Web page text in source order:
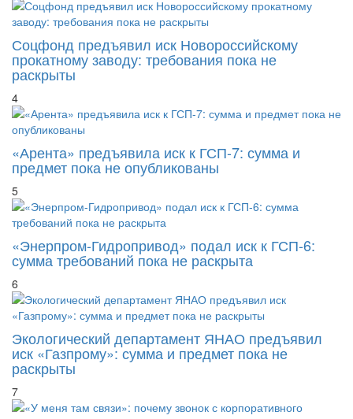
Соцфонд предъявил иск Новороссийскому
прокатному заводу: требования пока не
раскрыты
4
«Арента» предъявила иск к ГСП-7: сумма и
предмет пока не опубликованы
5
«Энерпром-Гидропривод» подал иск к ГСП-6:
сумма требований пока не раскрыта
6
Экологический департамент ЯНАО предъявил
иск «Газпрому»: сумма и предмет пока не
раскрыты
7